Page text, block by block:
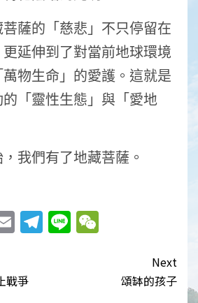
薩的「慈悲」不只停留在
延伸到了對當前地球環境
物生命」的愛護。這就是
「靈性生態」與「愛地
我們有了地藏菩薩。
EmailTelegram
Line
戰爭
Next
頌缽的孩子